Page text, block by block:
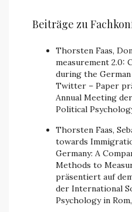
Beiträge zu
Thorsten Faas,
measurement 2.0:
during the
Twitter – Paper
Annual Meeting
Political
Thorsten Faas,
towards
Germany: A
Methods to
präsentiert auf
der International
Psychology in